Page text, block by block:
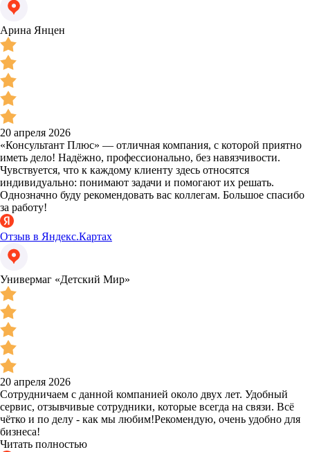
Арина Янцен
20 апреля 2026
«Консультант Плюс» — отличная компания, с которой приятно
иметь дело! Надёжно, профессионально, без навязчивости.
Чувствуется, что к каждому клиенту здесь относятся
индивидуально: понимают задачи и помогают их решать.
Однозначно буду рекомендовать вас коллегам. Большое спасибо
за работу!
Отзыв в Яндекс.Картах
Универмаг «Детский Мир»
20 апреля 2026
Сотрудничаем с данной компанией около двух лет. Удобный
сервис, отзывчивые сотрудники, которые всегда на связи. Всё
чётко и по делу - как мы любим!Рекомендую, очень удобно для
бизнеса!
Читать полностью